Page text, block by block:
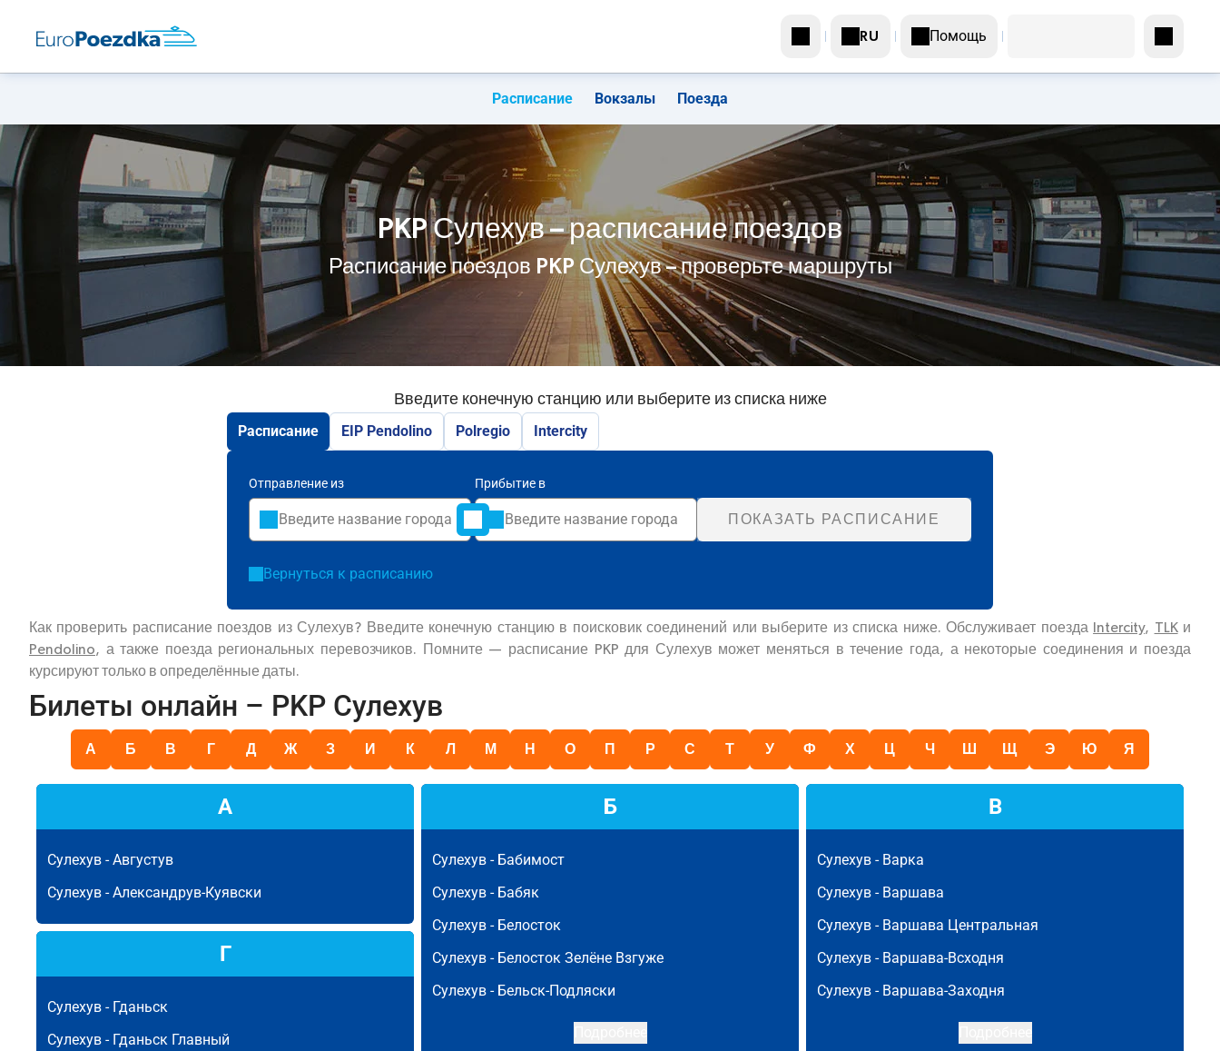
RU Помощь
Расписание Вокзалы Поезда
PKP Сулехув – расписание поездов
Расписание поездов PKP Сулехув – проверьте маршруты
Введите конечную станцию или выберите из списка ниже
Расписание EIP Pendolino Polregio Intercity
Отправление из Прибытие в
ПОКАЗАТЬ РАСПИСАНИЕ
Вернуться к расписанию
Как проверить расписание поездов из Сулехув? Введите конечную станцию в поисковик соединений или выберите из списка ниже. Обслуживает поезда Intercity, TLKи
Pendolino, а также поезда региональных перевозчиков. Помните — расписание PKP для Сулехув может меняться в течение года, а некоторые соединения и поезда
курсируют только в определённые даты.
Билеты онлайн – PKP Сулехув
А Б В Г Д Ж З И К Л М Н О П Р С Т У Ф Х Ц Ч Ш Щ Э Ю Я
А
Сулехув -Августув
Сулехув -Александрув-Куявски
Б
Сулехув - Бабимост
Сулехув - Бабяк
Сулехув - Белосток
Сулехув - Белосток Зелёне Взгуже
Сулехув - Бельск-Подляски
В
Сулехув - Варка
Сулехув - Варшава
Сулехув - Варшава Центральная
Сулехув - Варшава-Всходня
Сулехув - Варшава-Заходня
Г
Сулехув - Гданьск
Сулехув - Гданьск Главный